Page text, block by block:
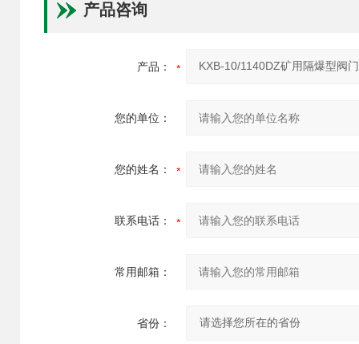
产品咨询
产品：
您的单位：
您的姓名：
联系电话：
常用邮箱：
省份：